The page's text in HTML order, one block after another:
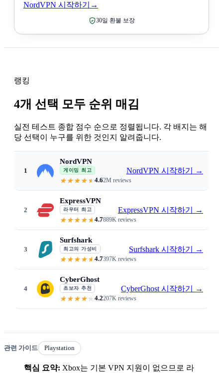
NordVPN 시작하기 →
30일 환불 보장
랭킹
4개 선택 모두 순위 매김
실전 테스트 종합 점수 순으로 정렬됩니다. 각 배지는 해
당 선택이 누구를 위한 것인지 알려줍니다.
1
NordVPN
게이밍 최고
4.62M reviews
NordVPN 시작하기 →
2
ExpressVPN
라우터 최고
4.7889K reviews
ExpressVPN 시작하기 →
3
Surfshark
최고의 가성비
4.7397K reviews
Surfshark 시작하기 →
4
CyberGhost
초보자 추천
4.2207K reviews
CyberGhost 시작하기 →
관련 가이드 Playstation
핵심 요약: Xbox는 기본 VPN 지원이 없으므로 라